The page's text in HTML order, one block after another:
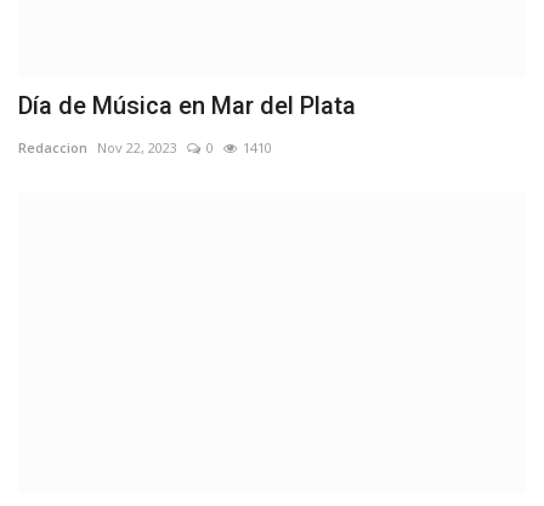
Día de Música en Mar del Plata
Redaccion Nov 22, 2023 0 1410